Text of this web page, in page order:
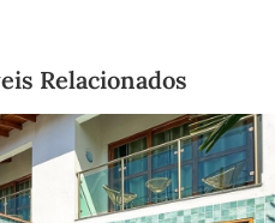
Relacionados